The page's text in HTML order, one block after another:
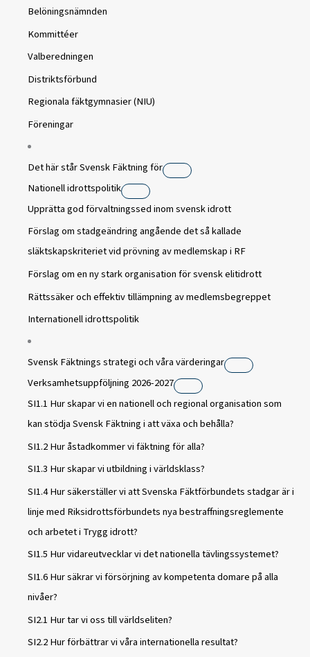
Belöningsnämnden
Kommittéer
Valberedningen
Distriktsförbund
Regionala fäktgymnasier (NIU)
Föreningar
Det här står Svensk Fäktning för
Nationell idrottspolitik
Upprätta god förvaltningssed inom svensk idrott
Förslag om stadgeändring angående det så kallade
släktskapskriteriet vid prövning av medlemskap i RF
Förslag om en ny stark organisation för svensk elitidrott
Rättssäker och effektiv tillämpning av medlemsbegreppet
Internationell idrottspolitik
Svensk Fäktnings strategi och våra värderingar
Verksamhetsuppföljning 2026-2027
SI1.1 Hur skapar vi en nationell och regional organisation som
kan stödja Svensk Fäktning i att växa och behålla?
SI1.2 Hur åstadkommer vi fäktning för alla?
SI1.3 Hur skapar vi utbildning i världsklass?
SI1.4 Hur säkerställer vi att Svenska Fäktförbundets stadgar är i
linje med Riksidrottsförbundets nya bestraffningsreglemente
och arbetet i Trygg idrott?
SI1.5 Hur vidareutvecklar vi det nationella tävlingssystemet?
SI1.6 Hur säkrar vi försörjning av kompetenta domare på alla
nivåer?
SI2.1 Hur tar vi oss till världseliten?
SI2.2 Hur förbättrar vi våra internationella resultat?